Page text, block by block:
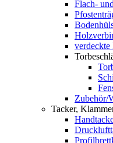
Flach-
Zubehör/
Tacker,